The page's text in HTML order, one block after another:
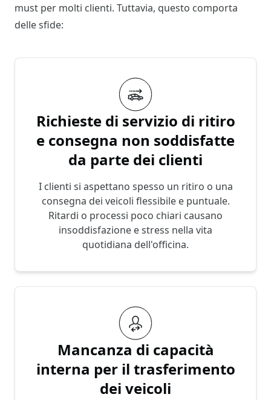
must per molti clienti. Tuttavia, questo comporta
delle sfide:
Richieste di servizio di ritiro
e consegna non soddisfatte
da parte dei clienti
I clienti si aspettano spesso un ritiro o una
consegna dei veicoli flessibile e puntuale.
Ritardi o processi poco chiari causano
insoddisfazione e stress nella vita
quotidiana dell'officina.
Mancanza di capacità
interna per il trasferimento
dei veicoli